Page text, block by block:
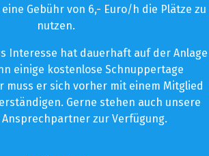
Gebühr von 6,- Euro/h die Plätze zu
nutzen.
Interesse hat dauerhaft auf der Anlage
einige kostenlose Schnuppertage
muss er sich vorher mit einem Mitglied
Gerne stehen auch unsere
Ansprechpartner zur Verfügung.